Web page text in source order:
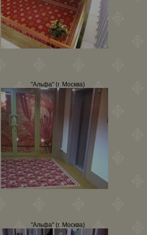
"Альфа" (г. Москва)
"Альфа" (г. Москва)